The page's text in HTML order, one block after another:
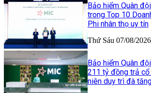
Bảo hiểm Quân
trong Top 10
Phi nhân thọ uy tín
Thứ Sáu 07/08/
Bảo hiểm Quân
211 tỷ đồng trả
niên duy trì đà